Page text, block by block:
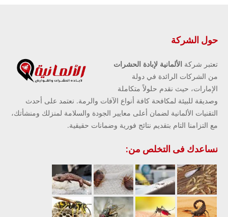
حول الشركة
تعتبر شركة الألمانية لإبادة الحشرات
من الشركات الرائدة في دولة
الإمارات، حيث نقدم حلولاً متكاملة
وصديقة للبيئة لمكافحة كافة أنواع الآفات والرمة. نعتمد على أحدث
التقنيات الألمانية لضمان أعلى معايير الجودة والسلامة لمنزلك ومنشأتك،
مع التزامنا التام بتقديم نتائج فورية وضمانات حقيقية.
نساعدك فى التخلص من: